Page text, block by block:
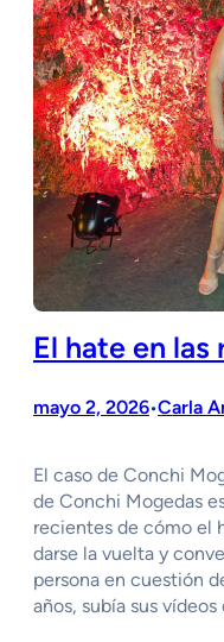
El hate en las
mayo 2, 2026•Carla
El caso de Conchi
de Conchi Mogedas
recientes de cómo el
darse la vuelta y
persona en cuestión
años, subía sus vídeos